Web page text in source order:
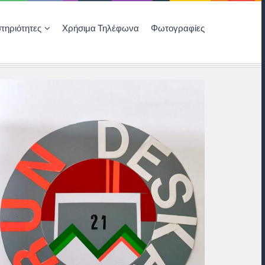
Χρήσιμα Τηλέφωνα Φωτογραφίες